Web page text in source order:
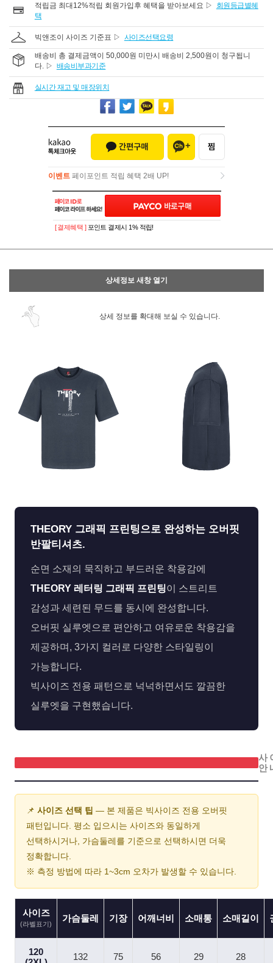
적립금 최대12%적립 회원가입후 혜택을 받아보세요 ▷
회원등급별혜
택
빅앤조이 사이즈 기준표 ▷ 사이즈선택요령
배송비 총 결제금액이 50,000원 미만시 배송비 2,500원이 청구됩니
다. ▷ 배송비부과기준
실시간 재고 및 매장위치
이벤트 페이포인트 적립 혜택 2배 UP!
이벤트페이포인트 적립 혜택 2배 UP!
PAYCO 바로구매
[ 결제혜택 ] 포인트 결제시 1% 적립!
상세정보 새창 열기
상세 정보를 확대해 보실 수 있습니다.
THEORY 그래픽 프린팅으로 완성하는 오버핏
반팔티셔츠.
순면 소재의 묵직하고 부드러운 착용감에
THEORY 레터링 그래픽 프린팅이 스트리트
감성과 세련된 무드를 동시에 완성합니다.
오버핏 실루엣으로 편안하고 여유로운 착용감을
제공하며, 3가지 컬러로 다양한 스타일링이
가능합니다.
빅사이즈 전용 패턴으로 넉넉하면서도 깔끔한
실루엣을 구현했습니다.
사
안
📌 사이즈 선택 팁 — 본 제품은 빅사이즈 전용 오버핏
패턴입니다. 평소 입으시는 사이즈와 동일하게
선택하시거나, 가슴둘레를 기준으로 선택하시면 더욱
정확합니다.
※ 측정 방법에 따라 1~3cm 오차가 발생할 수 있습니다.
사이즈
(라벨표기)
가슴둘레 기장 어깨너비 소매통 소매길이
120
132 75 56 29 28